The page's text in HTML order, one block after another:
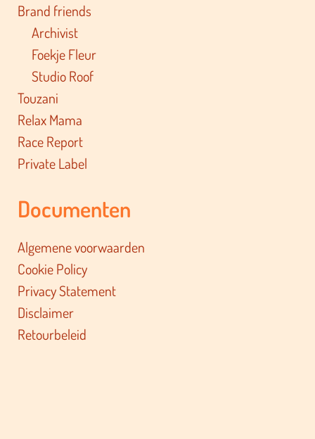
Brand friends
Archivist
Foekje Fleur
Studio Roof
Touzani
Relax Mama
Race Report
Private Label
Documenten
Algemene voorwaarden
Cookie Policy
Privacy Statement
Disclaimer
Retourbeleid